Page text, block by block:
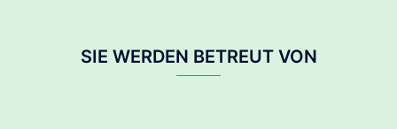
SIE WERDEN BETREUT VON